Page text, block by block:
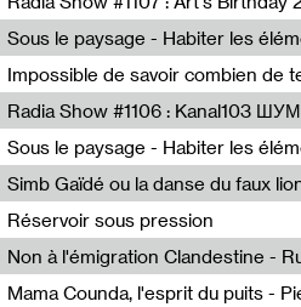
Radio Helsinki
Nastassja Martin
Mélanie Blaison,Mateo Cuin
Radia Show #1106 : Kanal103 ШУМ
Kanal103
Nastassja Martin
Pierrick Mouton,Simb Gaïdé
Réservoir sous pression
Eden Tinto Collins,Rukku Djinne